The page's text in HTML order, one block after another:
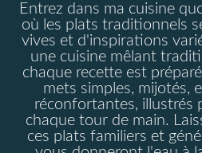
Entrez dans ma cuisine
où les plats traditionnels
vives et d'inspirations
une cuisine mêlant
chaque recette est
mets simples, mijotés,
réconfortantes, illustrés
chaque tour de main.
ces plats familiers et